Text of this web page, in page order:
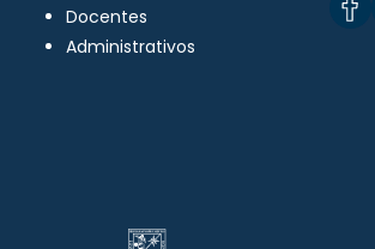
Docentes
Administrativos